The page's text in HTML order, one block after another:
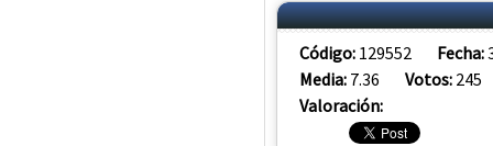
Código: 129552 Fecha:
Media: 7.36 Votos: 245
Valoración: